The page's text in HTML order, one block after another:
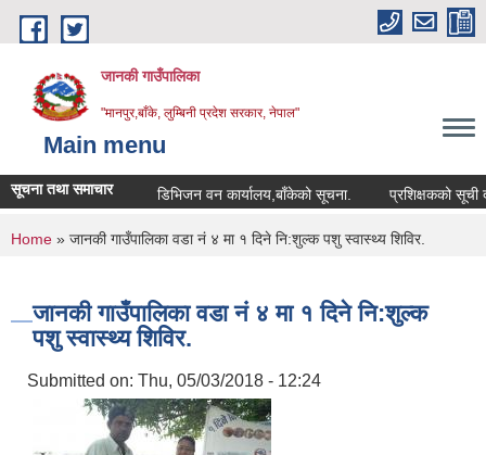
Skip to main content
जानकी गाउँपालिका
"मानपुर,बाँके, लुम्बिनी प्रदेश सरकार, नेपाल"
Main menu
सूचना तथा समाचार डिभिजन वन कार्यालय,बाँकेको सूचना. प्रशिक्षकको सूची दर्ता
You are here
Home » जानकी गाउँपालिका वडा नं ४ मा १ दिने नि:शुल्क पशु स्वास्थ्य शिविर.
जानकी गाउँपालिका वडा नं ४ मा १ दिने नि:शुल्क
पशु स्वास्थ्य शिविर.
Submitted on: Thu, 05/03/2018 - 12:24